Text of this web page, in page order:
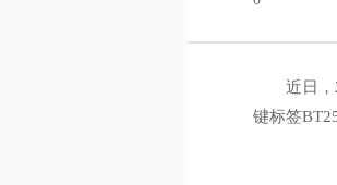
近日
键标签